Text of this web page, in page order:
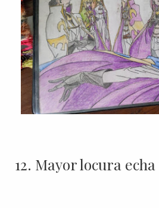
12. Mayor locura